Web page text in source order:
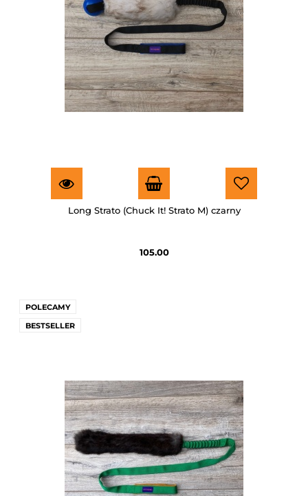
Long Strato (Chuck It! Strato M) czarny
105.00
POLECAMY
BESTSELLER